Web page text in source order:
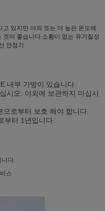
있지만 야외 또는 더 높은 온도에
이 좋습니다.소황이 없는 유기질성
안정기
내부 가방이 있습니다.
시오. 야외에 보관하지 마십시
로부터 보호 해야 합니다.
부터 1년입니다.
니다.
스